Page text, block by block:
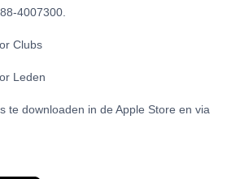
4007300.
Clubs
Leden
te downloaden in de Apple Store en via